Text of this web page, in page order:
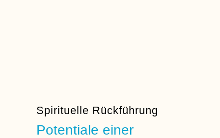
Spirituelle Rückführung
Potentiale einer